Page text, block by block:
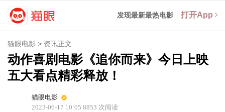
发现最新最热电影 打开App
猫眼电影 > 资讯正文
动作喜剧电影《追你而来》今日上映
五大看点精彩释放！
猫眼电影
2023-06-17 10:05 8853 次阅读